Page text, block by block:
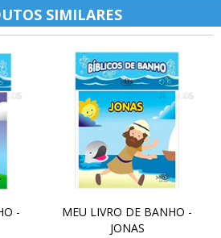
SIMILARES
-
MEU LIVRO DE BANHO -
JONAS